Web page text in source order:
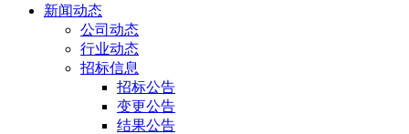
新闻动态
公司动态
行业动态
招标信息
招标公告
变更公告
结果公告